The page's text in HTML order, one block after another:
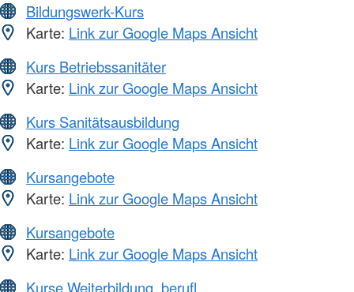
Bildungswerk-Kurs
Karte: Link zur Google Maps Ansicht
Kurs Betriebssanitäter
Karte: Link zur Google Maps Ansicht
Kurs Sanitätsausbildung
Karte: Link zur Google Maps Ansicht
Kursangebote
Karte: Link zur Google Maps Ansicht
Kursangebote
Karte: Link zur Google Maps Ansicht
Kurse Weiterbildung, berufl.